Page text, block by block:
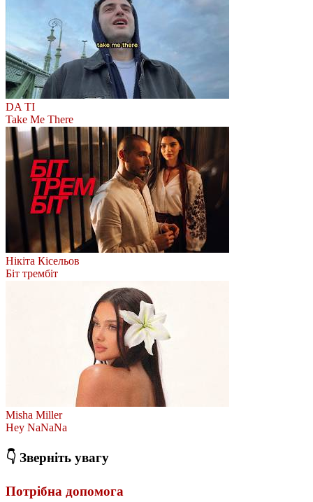
DA TI
Take Me There
Нікіта Кісельов
Біт трембіт
Misha Miller
Hey NaNaNa
👇 Зверніть увагу
Потрібна допомога